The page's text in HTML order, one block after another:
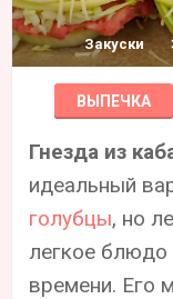
Закуски
ВЫПЕЧКА
Гнезда из
идеальный
голубцы, но
легкое блюдо
времени. Его